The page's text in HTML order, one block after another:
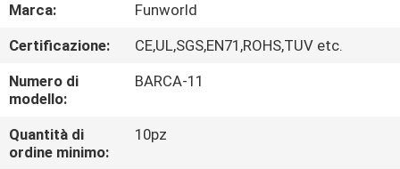
GIRO
DELLA
FABBRICA
CONTROLLO
Marca:
Funworld
Certificazione:
CE,UL,SGS,EN71,ROHS,TUV etc.
Numero di
modello:
BARCA-11
Quantità di
ordine minimo:
10pz